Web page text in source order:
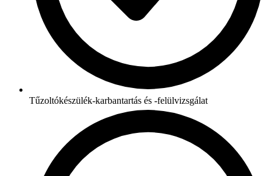
Tűzoltókészülék-karbantartás és -felülvizsgálat